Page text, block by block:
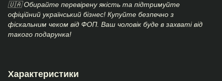
🇺🇦 Обирайте перевірену якість та підтримуйте
офіційний український бізнес! Купуйте безпечно з
фіскальним чеком від ФОП. Ваш чоловік буде в захваті від
такого подарунка!
Характеристики